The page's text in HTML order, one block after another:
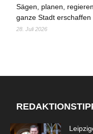
Sägen, planen,
ganze Stadt erschaffen
28. Juli 2026